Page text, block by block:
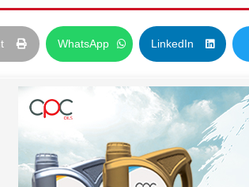
LinkedIn
WhatsApp